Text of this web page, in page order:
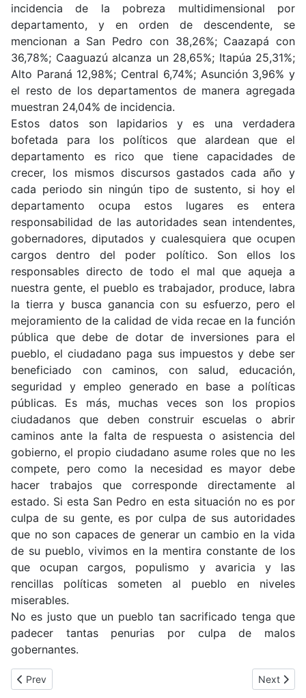
incidencia de la pobreza multidimensional por
departamento, y en orden de descendente, se
mencionan a San Pedro con 38,26%; Caazapá con
36,78%; Caaguazú alcanza un 28,65%; Itapúa 25,31%;
Alto Paraná 12,98%; Central 6,74%; Asunción 3,96% y
el resto de los departamentos de manera agregada
muestran 24,04% de incidencia.
Estos datos son lapidarios y es una verdadera
bofetada para los políticos que alardean que el
departamento es rico que tiene capacidades de
crecer, los mismos discursos gastados cada año y
cada periodo sin ningún tipo de sustento, si hoy el
departamento ocupa estos lugares es entera
responsabilidad de las autoridades sean intendentes,
gobernadores, diputados y cualesquiera que ocupen
cargos dentro del poder político. Son ellos los
responsables directo de todo el mal que aqueja a
nuestra gente, el pueblo es trabajador, produce, labra
la tierra y busca ganancia con su esfuerzo, pero el
mejoramiento de la calidad de vida recae en la función
pública que debe de dotar de inversiones para el
pueblo, el ciudadano paga sus impuestos y debe ser
beneficiado con caminos, con salud, educación,
seguridad y empleo generado en base a políticas
públicas. Es más, muchas veces son los propios
ciudadanos que deben construir escuelas o abrir
caminos ante la falta de respuesta o asistencia del
gobierno, el propio ciudadano asume roles que no les
compete, pero como la necesidad es mayor debe
hacer trabajos que corresponde directamente al
estado. Si esta San Pedro en esta situación no es por
culpa de su gente, es por culpa de sus autoridades
que no son capaces de generar un cambio en la vida
de su pueblo, vivimos en la mentira constante de los
que ocupan cargos, populismo y avaricia y las
rencillas políticas someten al pueblo en niveles
miserables.
No es justo que un pueblo tan sacrificado tenga que
padecer tantas penurias por culpa de malos
gobernantes.
Previous article: Educación en San Pedro: Entre Precariedades,
Prev Next
Next